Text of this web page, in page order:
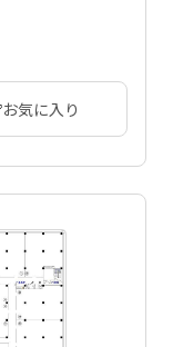
お気に入り